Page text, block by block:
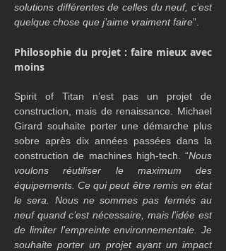
solutions différentes de celles du neuf, c’est
quelque chose que j’aime vraiment faire”.
Philosophie du projet : faire mieux avec
moins
Spirit of Titan n’est pas un projet de
construction, mais de renaissance. Michael
Girard souhaite porter une démarche plus
sobre après dix années passées dans la
construction de machines high-tech. “Nous
voulons réutiliser le maximum des
équipements. Ce qui peut être remis en état
le sera. Nous ne sommes pas fermés au
neuf quand c’est nécessaire, mais l’idée est
de limiter l’empreinte environnementale. Je
souhaite porter un projet ayant un impact